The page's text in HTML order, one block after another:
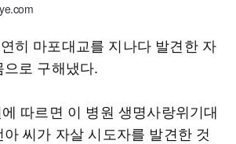
히 마포대교를 지나다 발견한 자
로 구해냈다.
따르면 이 병원 생명사랑위기대
씨가 자살 시도자를 발견한 것